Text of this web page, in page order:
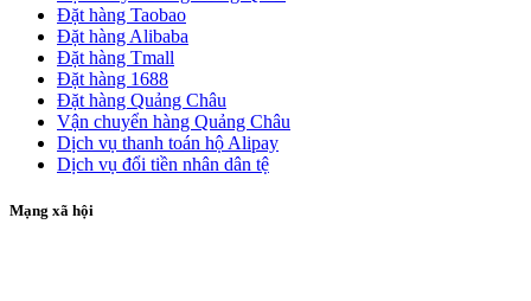
Đặt hàng Taobao
Đặt hàng Alibaba
Đặt hàng Tmall
Đặt hàng 1688
Đặt hàng Quảng Châu
Vận chuyển hàng Quảng Châu
Dịch vụ thanh toán hộ Alipay
Dịch vụ đổi tiền nhân dân tệ
Mạng xã hội